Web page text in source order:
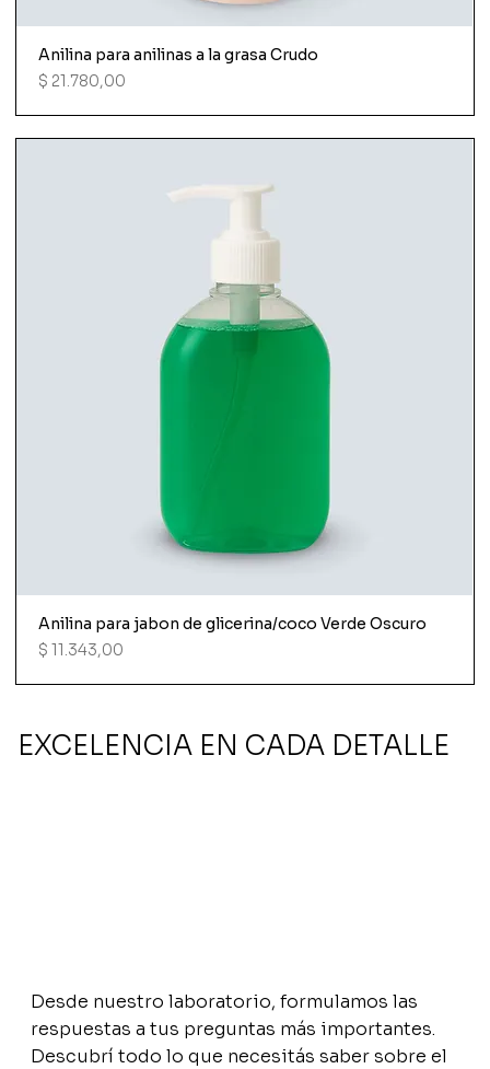
Anilina para anilinas a la grasa Crudo
Precio
$ 21.780,00
Anilina para jabon de glicerina/coco Verde Oscuro
Precio
$ 11.343,00
EXCELENCIA EN CADA DETALLE
Desde nuestro laboratorio, formulamos las
respuestas a tus preguntas más importantes.
Descubrí todo lo que necesitás saber sobre el